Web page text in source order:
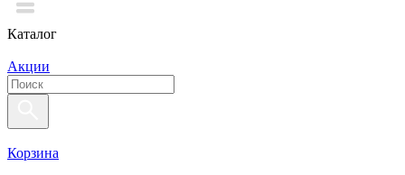
Каталог
Акции
Корзина